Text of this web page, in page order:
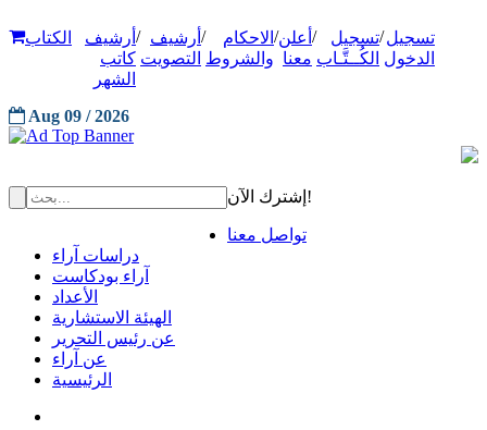
تسجيل
الدخول
/تسجيل
الكُــتَّـاب
/ أعلن
معنا
/ الاحكام
والشروط
/ أرشيف
التصويت
/ أرشيف
كاتب
الشهر
الكتاب
Aug 09 / 2026
إشترك الآن!
تواصل معنا
دراسات آراء
آراء بودكاست
الأعداد
الهيئة الاستشارية
عن رئيس التحرير
عن آراء
الرئيسية